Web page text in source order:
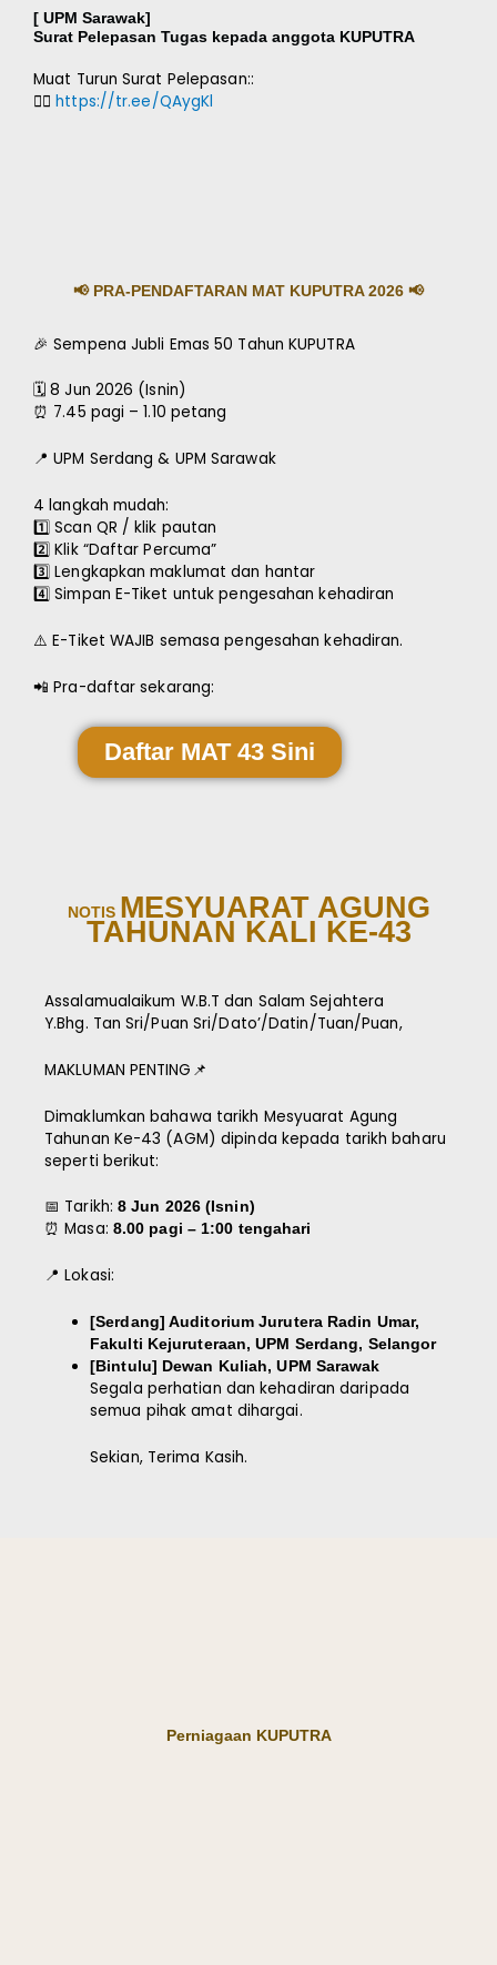
[ UPM Sarawak]
Surat Pelepasan Tugas kepada anggota KUPUTRA
Muat Turun Surat Pelepasan::
👉🏽 https://tr.ee/QAygKl
📢 PRA-PENDAFTARAN MAT KUPUTRA 2026 📢
🎉 Sempena Jubli Emas 50 Tahun KUPUTRA
🗓 8 Jun 2026 (Isnin)
⏰ 7.45 pagi – 1.10 petang
📍 UPM Serdang & UPM Sarawak
4 langkah mudah:
1️⃣ Scan QR / klik pautan
2️⃣ Klik “Daftar Percuma”
3️⃣ Lengkapkan maklumat dan hantar
4️⃣ Simpan E-Tiket untuk pengesahan kehadiran
⚠️ E-Tiket WAJIB semasa pengesahan kehadiran.
📲 Pra-daftar sekarang:
Daftar MAT 43 Sini
NOTIS MESYUARAT AGUNG
TAHUNAN KALI KE-43
Assalamualaikum W.B.T dan Salam Sejahtera
Y.Bhg. Tan Sri/Puan Sri/Dato’/Datin/Tuan/Puan,
MAKLUMAN PENTING📌
Dimaklumkan bahawa tarikh Mesyuarat Agung
Tahunan Ke-43 (AGM) dipinda kepada tarikh baharu
seperti berikut:
📅 Tarikh: 8 Jun 2026 (Isnin)
⏰ Masa: 8.00 pagi – 1:00 tengahari
📍 Lokasi:
[Serdang] Auditorium Jurutera Radin Umar,
Fakulti Kejuruteraan, UPM Serdang, Selangor
[Bintulu] Dewan Kuliah, UPM Sarawak
Segala perhatian dan kehadiran daripada
semua pihak amat dihargai.
Sekian, Terima Kasih.
Perniagaan KUPUTRA